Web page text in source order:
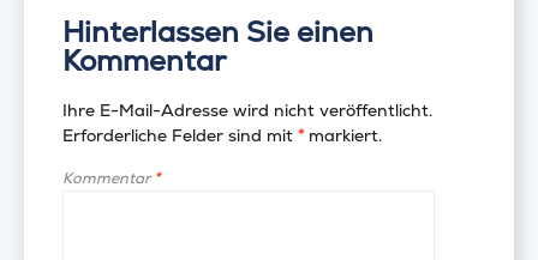
Hinterlassen Sie einen
Kommentar
Ihre E-Mail-Adresse wird nicht veröffentlicht.
Erforderliche Felder sind mit *markiert.
Kommentar*